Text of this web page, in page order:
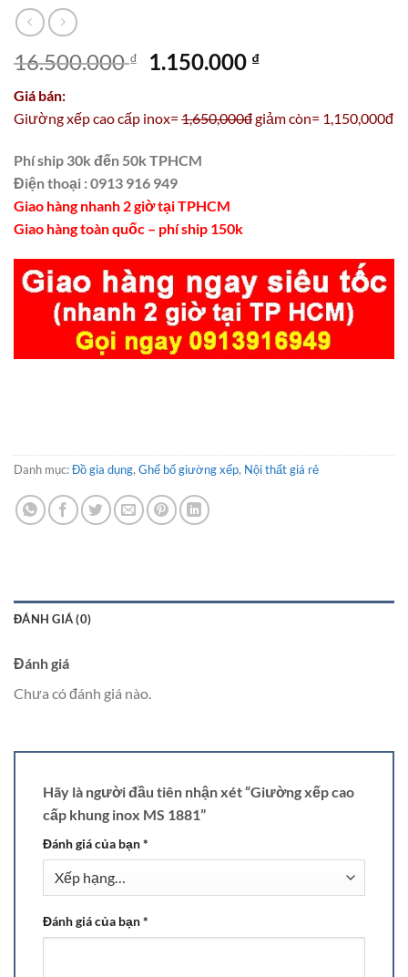
16.500.000₫
Giá
16.500.000 ₫.
1.150.000 ₫Giá
là:
Giá bán:
Giường xếp cao cấp inox= 1,650,000đgiảm còn= 1,150,000đ
Phí ship 30k đến 50k TPHCM
Điện thoại : 0913 916 949
Giao hàng nhanh 2 giờ tại TPHCM
Giao hàng toàn quốc – phí ship 150k
Danh mục:Đồ gia dụng, Ghế bố giường xếp, Nội thất giá rẻ
ĐÁNH GIÁ (0)
Đánh giá
Chưa có đánh giá nào.
Hãy là người đầu tiên nhận xét “Giường xếp cao
cấp khung inox MS 1881”
Đánh giá của bạn*
Đánh giá của bạn*